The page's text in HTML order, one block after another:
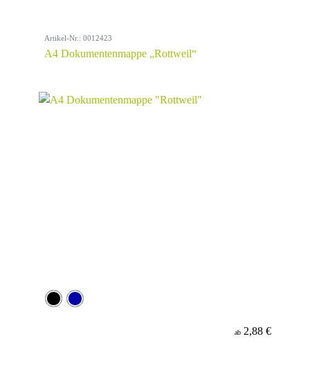
Artikel-Nr.: 0012423
A4 Dokumentenmappe „Rottweil“
ab 2,88 €